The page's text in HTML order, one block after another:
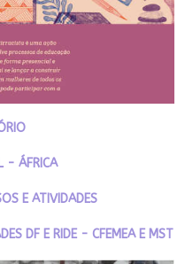
- ÁFRICA
E ATIVIDADES
DF E RIDE - CFEMEA E MST